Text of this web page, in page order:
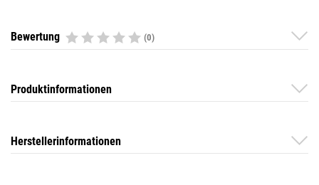
Bewertung (0)
Produktinformationen
Herstellerinformationen